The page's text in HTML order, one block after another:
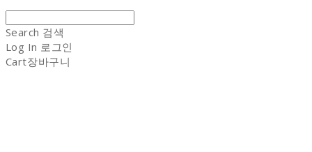
Search 검색
Log In 로그인
Cart장바구니